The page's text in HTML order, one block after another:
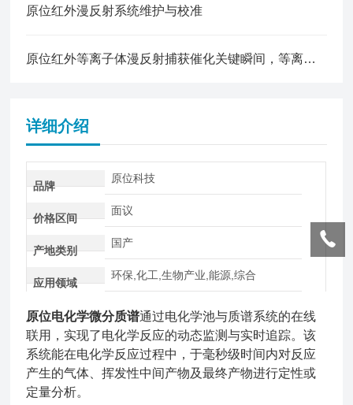
原位红外漫反射系统维护与校准
原位红外等离子体漫反射捕获催化关键瞬间，等离子体催化反应全过程动态追踪
详细介绍
品牌
原位科技
价格区间
面议
产地类别
国产
应用领域
环保,化工,生物产业,能源,综合
原位电化学微分质谱通过电化学池与质谱系统的在线
联用，实现了电化学反应的动态监测与实时追踪。该
系统能在电化学反应过程中，于毫秒级时间内对反应
产生的气体、挥发性中间产物及最终产物进行定性或
定量分析。